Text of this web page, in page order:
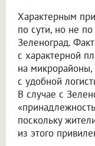
Характерным
по сути, но не по
Зеленоград.
с характерной
на микрорайоны,
с удобной
В случае с
поскольку
из этого